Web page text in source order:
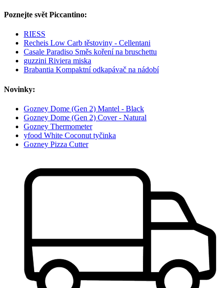
Poznejte svět Piccantino:
RIESS
Recheis Low Carb těstoviny - Cellentani
Casale Paradiso Směs koření na bruschettu
guzzini Riviera miska
Brabantia Kompaktní odkapávač na nádobí
Novinky:
Gozney Dome (Gen 2) Mantel - Black
Gozney Dome (Gen 2) Cover - Natural
Gozney Thermometer
yfood White Coconut tyčinka
Gozney Pizza Cutter